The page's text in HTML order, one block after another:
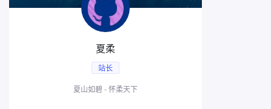
夏柔
站长
夏山如碧 - 怀柔天下